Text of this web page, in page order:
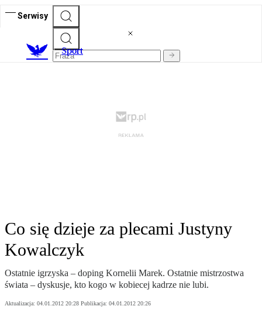
Serwisy
Sport
Co się dzieje za plecami Justyny
Kowalczyk
Ostatnie igrzyska – doping Kornelii Marek. Ostatnie mistrzostwa
świata – dyskusje, kto kogo w kobiecej kadrze nie lubi.
Aktualizacja: 04.01.2012 20:28 Publikacja: 04.01.2012 20:26